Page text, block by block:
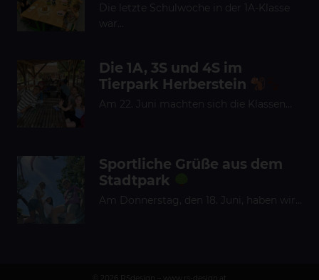
Die letzte Schulwoche in der 1A-Klasse
war…
Die 1A, 3S und 4S im
Tierpark Herberstein
Am 22. Juni machten sich die Klassen…
Sportliche Grüße aus dem
Stadtpark
Am Donnerstag, den 18. Juni, haben wir…